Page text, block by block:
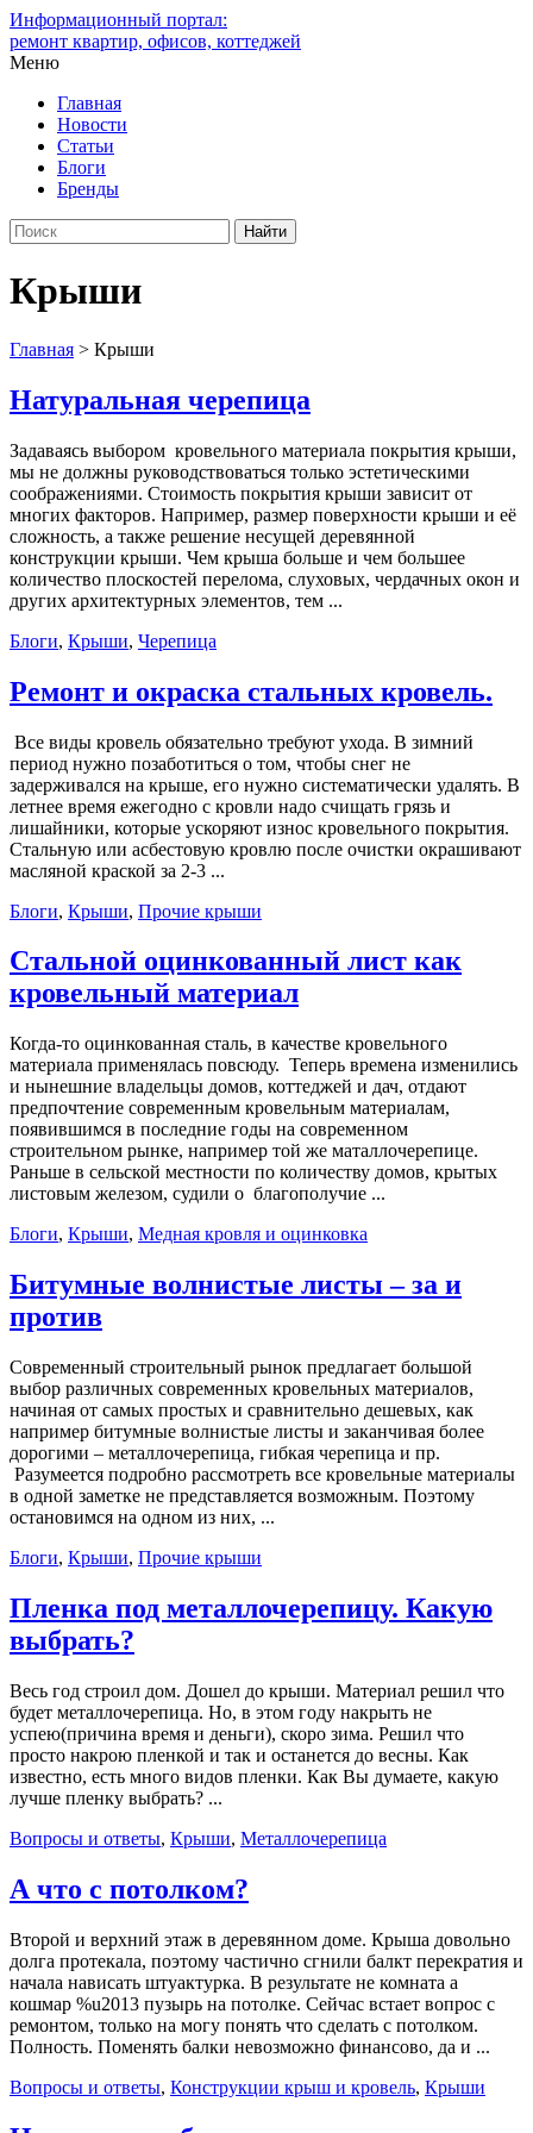
Информационный портал:
ремонт квартир, офисов, коттеджей
Меню
Главная
Новости
Статьи
Блоги
Бренды
Крыши
Главная > Крыши
Натуральная черепица
Задаваясь выбором кровельного материала покрытия крыши,
мы не должны руководствоваться только эстетическими
соображениями. Стоимость покрытия крыши зависит от
многих факторов. Например, размер поверхности крыши и её
сложность, а также решение несущей деревянной
конструкции крыши. Чем крыша больше и чем большее
количество плоскостей перелома, слуховых, чердачных окон и
других архитектурных элементов, тем ...
Блоги, Крыши, Черепица
Ремонт и окраска стальных кровель.
Все виды кровель обязательно требуют ухода. В зимний
период нужно позаботиться о том, чтобы снег не
задерживался на крыше, его нужно систематически удалять. В
летнее время ежегодно с кровли надо счищать грязь и
лишайники, которые ускоряют износ кровельного покрытия.
Стальную или асбестовую кровлю после очистки окрашивают
масляной краской за 2-3 ...
Блоги, Крыши, Прочие крыши
Стальной оцинкованный лист как
кровельный материал
Когда-то оцинкованная сталь, в качестве кровельного
материала применялась повсюду. Теперь времена изменились
и нынешние владельцы домов, коттеджей и дач, отдают
предпочтение современным кровельным материалам,
появившимся в последние годы на современном
строительном рынке, например той же маталлочерепице.
Раньше в сельской местности по количеству домов, крытых
листовым железом, судили о благополучие ...
Блоги, Крыши, Медная кровля и оцинковка
Битумные волнистые листы – за и
против
Современный строительный рынок предлагает большой
выбор различных современных кровельных материалов,
начиная от самых простых и сравнительно дешевых, как
например битумные волнистые листы и заканчивая более
дорогими – металлочерепица, гибкая черепица и пр.
Разумеется подробно рассмотреть все кровельные материалы
в одной заметке не представляется возможным. Поэтому
остановимся на одном из них, ...
Блоги, Крыши, Прочие крыши
Пленка под металлочерепицу. Какую
выбрать?
Весь год строил дом. Дошел до крыши. Материал решил что
будет металлочерепица. Но, в этом году накрыть не
успею(причина время и деньги), скоро зима. Решил что
просто накрою пленкой и так и останется до весны. Как
известно, есть много видов пленки. Как Вы думаете, какую
лучше пленку выбрать? ...
Вопросы и ответы, Крыши, Металлочерепица
А что с потолком?
Второй и верхний этаж в деревянном доме. Крыша довольно
долга протекала, поэтому частично сгнили балкт перекратия и
начала нависать штуактурка. В результате не комната а
кошмар %u2013 пузырь на потолке. Сейчас встает вопрос с
ремонтом, только на могу понять что сделать с потолком.
Полность. Поменять балки невозможно финансово, да и ...
Вопросы и ответы, Конструкции крыш и кровель, Крыши